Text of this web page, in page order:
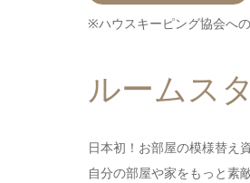
※ハウスキーピング協会への
ルームス
日本初！お部屋の模様替え
自分の部屋や家をもっと素